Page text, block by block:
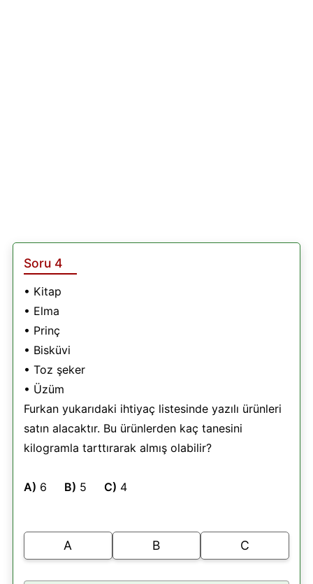
Soru 4
• Kitap
• Elma
• Prinç
• Bisküvi
• Toz şeker
• Üzüm
Furkan yukarıdaki ihtiyaç listesinde yazılı ürünleri
satın alacaktır. Bu ürünlerden kaç tanesini
kilogramla tarttırarak almış olabilir?
A) 6 B) 5 C) 4
A B C